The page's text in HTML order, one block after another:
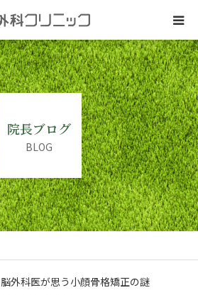
院長ブログ
BLOG
脳外科医が思う小顔骨格矯正の謎